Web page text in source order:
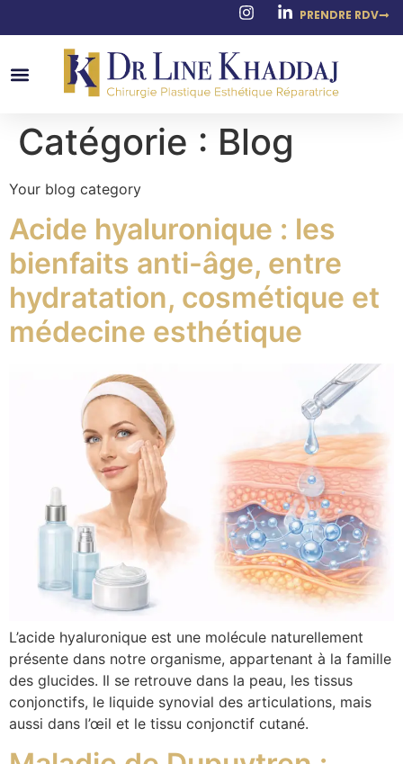
PRENDRE RDV
Catégorie : Blog
Your blog category
Acide hyaluronique : les
bienfaits anti-âge, entre
hydratation, cosmétique et
médecine esthétique
L’acide hyaluronique est une molécule naturellement
présente dans notre organisme, appartenant à la famille
des glucides. Il se retrouve dans la peau, les tissus
conjonctifs, le liquide synovial des articulations, mais
aussi dans l’œil et le tissu conjonctif cutané.